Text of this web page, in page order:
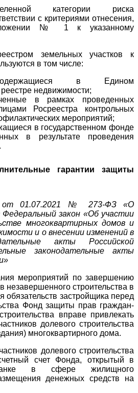
категории риска
с критериями отнесения,
№ 1 к указанному
земельных участков к
в том числе:
в Едином
недвижимости;
в рамках проведенных
Росреестра контрольных
мероприятий;
в государственном фонде
в результате проведения
гарантии защиты
от 01.07.2021 № 273-ФЗ «О
Федеральный закон «Об участии
многоквартирных домов и
и о внесении изменений в
акты Российской
законодательные акты
мероприятий по завершению
незавершенного строительства в
обязательств застройщика перед
Фонд защиты прав граждан-
вправе привлекать
долевого строительства
многоквартирного дома.
долевого строительства
счет Фонда, открытый в
в сфере жилищного
денежных средств на